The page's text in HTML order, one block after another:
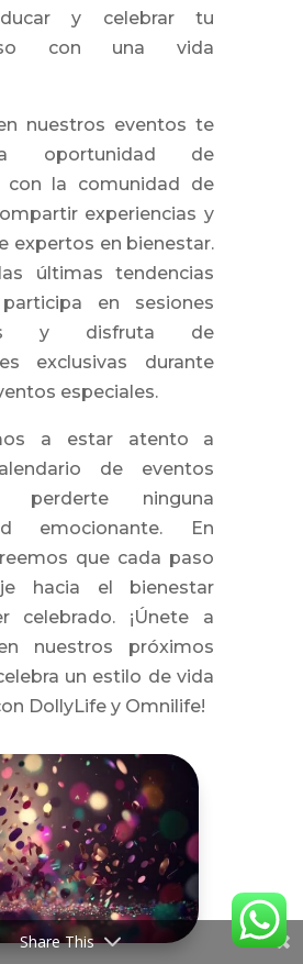
y celebrar tu
con una vida
nuestros eventos te
oportunidad de
con la comunidad de
experiencias y
expertos en bienestar.
últimas tendencias
en sesiones
y disfruta de
exclusivas durante
especiales.
a estar atento a
de eventos
ninguna
emocionante. En
que cada paso
hacia el bienestar
celebrado. ¡Únete a
nuestros próximos
un estilo de vida
DollyLife y Omnilife!
Share This